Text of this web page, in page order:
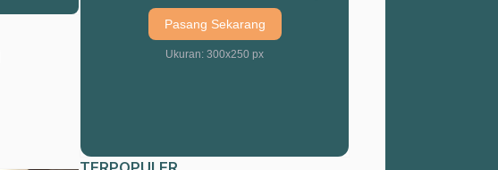
Pasang Sekarang
Ukuran: 300x250 px